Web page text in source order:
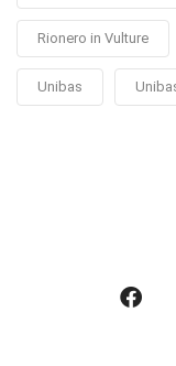
Rionero in Vulture
Unibas